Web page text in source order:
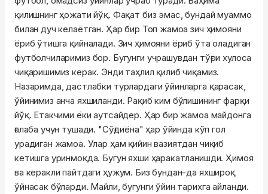
қилишнинг ҳожати йўқ. Фақат биз эмас, бундай муаммо
билан дуч келаётган. Ҳар бир Топ жамоа зич ҳимояни
ёриб ўтишга қийналади. Зич ҳимояни ёриб ўта оладиган
футболчиларимиз бор. Бугунги учрашувдан тўғри хулоса
чиқаришимиз керак. Энди таҳлил қилиб чиқамиз.
Назаримда, дастлабки турлардаги ўйинларга қарасак,
ўйинимиз анча яхшиланди. Рақиб ким бўлишининг фарқи
йўқ. Етакчими ёки аутсайдер. Ҳар бир жамоа майдонга
ғалаба учун тушади. "Сўғдиёна" ҳар ўйинда кўп гол
урадиган жамоа. Улар ҳам қийин вазиятдан чиқиб
кетишга уринмоқда. Бугун яхши ҳаракатланишди. Ҳимоя
ва керакли пайтдаги ҳужум. Биз бундан-да яхшироқ
ўйнасак бўларди. Майли, бугунги ўйин тарихга айланди.